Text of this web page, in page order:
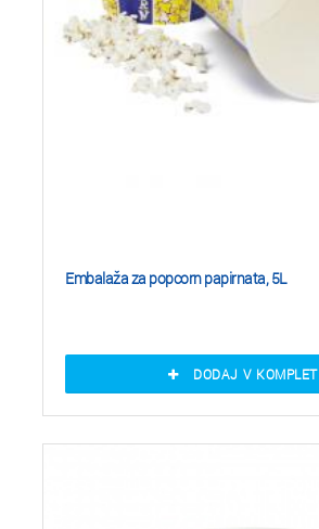
Embalaža za popcorn papirnata, 5L
DODAJ V KOMPLET